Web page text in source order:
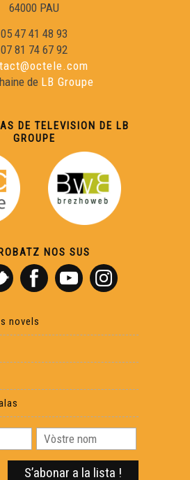
64000 PAU
05 47 41 48 93
07 81 74 67 92
de LB Groupe
DE TELEVISION DE LB
GROUPE
NOS SUS
novels